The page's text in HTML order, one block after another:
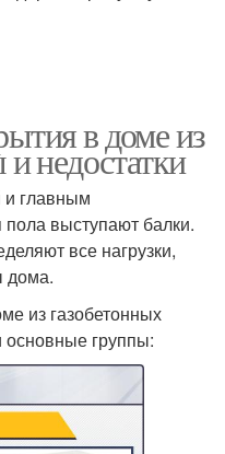
в доме из
недостатки
и главным
выступают балки.
все нагрузки,
дома.
из газобетонных
основные группы: